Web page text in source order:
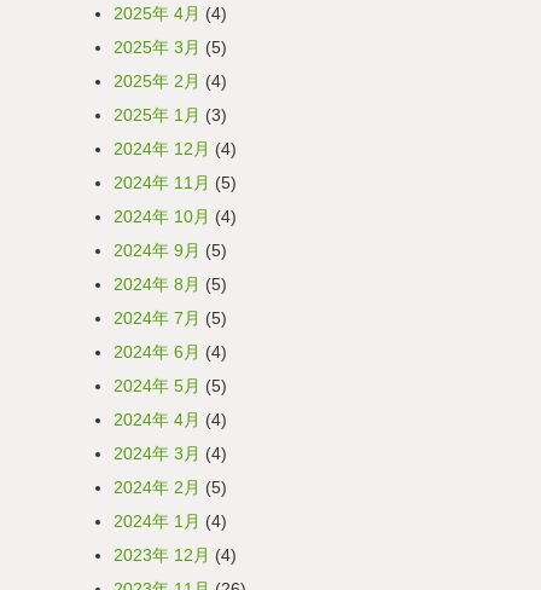
2025年 4月 (4)
2025年 3月 (5)
2025年 2月 (4)
2025年 1月 (3)
2024年 12月 (4)
2024年 11月 (5)
2024年 10月 (4)
2024年 9月 (5)
2024年 8月 (5)
2024年 7月 (5)
2024年 6月 (4)
2024年 5月 (5)
2024年 4月 (4)
2024年 3月 (4)
2024年 2月 (5)
2024年 1月 (4)
2023年 12月 (4)